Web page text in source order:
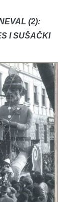
(2):
I SUŠAČKI